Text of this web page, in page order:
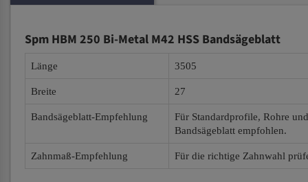
Spm HBM 250 Bi-Metal M42 HSS Bandsägeblatt
Länge 3505
Breite 27
Bandsägeblatt-Empfehlung
Für Standardprofile, Rohre
Bandsägeblatt empfohlen.
Zahnmaß-Empfehlung Für die richtige Zahnwahl